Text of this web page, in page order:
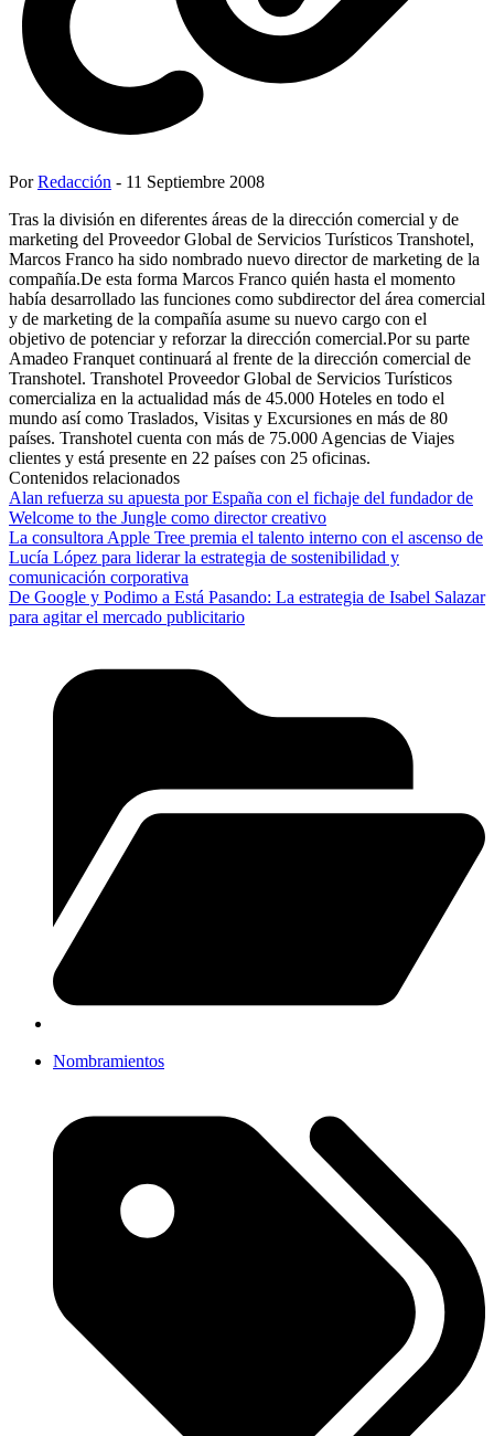
PorRedacción - 11 Septiembre 2008
Tras la división en diferentes áreas de la dirección comercial y de
marketing del Proveedor Global de Servicios Turísticos Transhotel,
Marcos Franco ha sido nombrado nuevo director de marketing de la
compañía.De esta forma Marcos Franco quién hasta el momento
había desarrollado las funciones como subdirector del área comercial
y de marketing de la compañía asume su nuevo cargo con el
objetivo de potenciar y reforzar la dirección comercial.Por su parte
Amadeo Franquet continuará al frente de la dirección comercial de
Transhotel. Transhotel Proveedor Global de Servicios Turísticos
comercializa en la actualidad más de 45.000 Hoteles en todo el
mundo así como Traslados, Visitas y Excursiones en más de 80
países. Transhotel cuenta con más de 75.000 Agencias de Viajes
clientes y está presente en 22 países con 25 oficinas.
Contenidos relacionados
Alan refuerza su apuesta por España con el fichaje del fundador de
Welcome to the Jungle como director creativo
La consultora Apple Tree premia el talento interno con el ascenso de
Lucía López para liderar la estrategia de sostenibilidad y
comunicación corporativa
De Google y Podimo a Está Pasando: La estrategia de Isabel Salazar
para agitar el mercado publicitario
Nombramientos